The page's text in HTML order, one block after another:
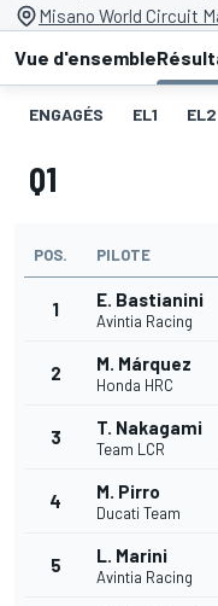
Misano World Circuit
Vue d'ensemble
ENGAGÉS EL1 EL2
Q1
POS. PILOTE
1 E. Bastianini
Avintia Racing
2 M. Márquez
Honda HRC
3 T. Nakagami
Team LCR
4 M. Pirro
Ducati Team
5 L. Marini
Avintia Racing